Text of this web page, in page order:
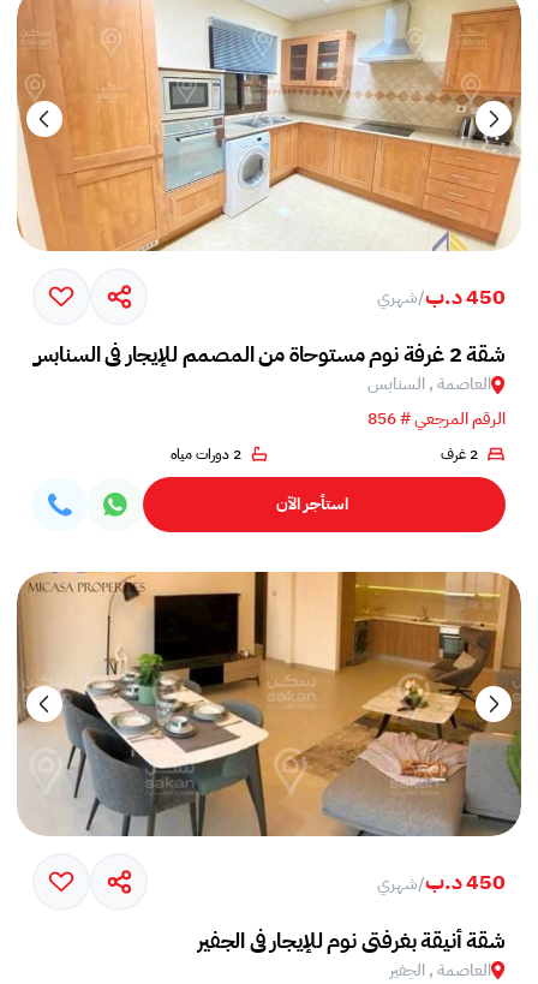
450 د.ب /شهري
شقة 2 غرفة نوم مستوحاة من المصمم للإيجار في السنابس
العاصمة , السنابس
الرقم المرجعي # 856
2 غرف 2 دورات مياه
استأجر الآن
450 د.ب /شهري
شقة أنيقة بغرفتي نوم للإيجار في الجفير
العاصمة , الجفير